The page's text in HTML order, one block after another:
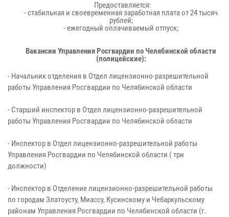
Предоставляется:
- стабильная и своевременная заработная плата от 24 тысяч
рублей;
- ежегодный оплачиваемый отпуск;
Вакансии Управления Росгвардии по Челябинской области
(полицейские):
- Начальник отделения в Отдел лицензионно-разрешительной
работы Управления Росгвардии по Челябинской области
- Старший инспектор в Отдел лицензионно-разрешительной
работы Управления Росгвардии по Челябинской области
- Инспектор в Отдел лицензионно-разрешительной работы
Управления Росгвардии по Челябинской области ( три
должности)
- Инспектор в Отделение лицензионно-разрешительной работы
по городам Златоусту, Миассу, Кусинскому и Чебаркульскому
районам Управления Росгвардии по Челябинской области (г.